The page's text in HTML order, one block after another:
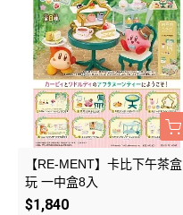
【RE-MENT】卡比下午茶盒
玩 一中盒8入
$1,840